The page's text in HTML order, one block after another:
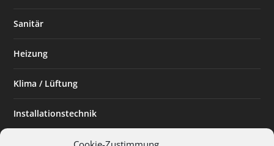
Sanitär
Heizung
Klima / Lüftung
Installationstechnik
Planen & Bauen